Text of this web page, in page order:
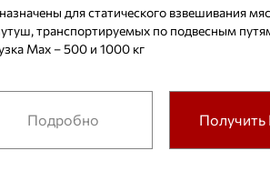
для статического взвешивания
транспортируемых по подвесным
Max – 500 и 1000 кг
Подробно